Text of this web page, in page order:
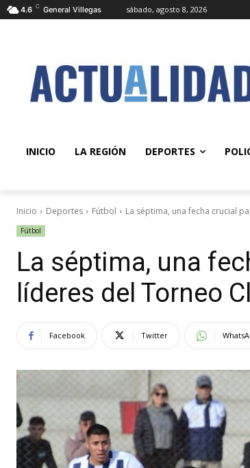
4.6 C General Villegas sábado, agosto 8, 2026
INICIO LA REGIÓN DEPORTES
Inicio Deportes Fútbol La séptima, una fecha crucial
Fútbol
La séptima, una
líderes del Torneo
Facebook Twitter